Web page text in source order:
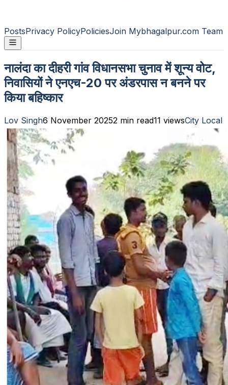
PostsPrivacy PolicyPoliciesJoin Mybhagalpur.com Team
नालंदा का दीहरी गांव विधानसभा चुनाव में शून्य वोट,
निवासियों ने एनएच-20 पर अंडरपास न बनने पर
किया बहिष्कार
Lov Singh6 November 20252 min read11 viewsCity Local